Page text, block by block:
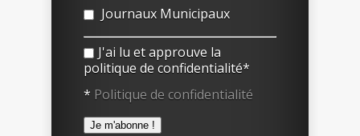
Journaux Municipaux
J'ai lu et approuve la
politique de confidentialité*
* Politique de confidentialité